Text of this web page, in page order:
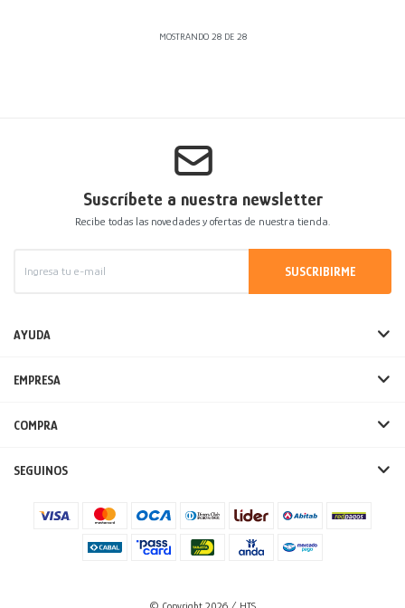
MOSTRANDO 28DE 28
Suscríbete a nuestra newsletter
Recibe todas las novedades y ofertas de nuestra tienda.
SUSCRIBIRME
AYUDA
EMPRESA
COMPRA
SEGUINOS